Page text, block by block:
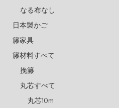
なる布なし
日本製かご
籐家具
籐材料すべて
挽籐
丸芯すべて
丸芯10m